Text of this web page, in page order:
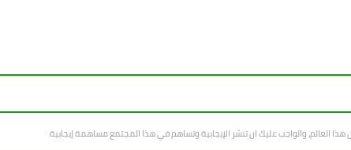
العالم، والواجب عليك ان تنشر الإيجابية وتساهم في هذا المجتمع مساهمة إيجابية.